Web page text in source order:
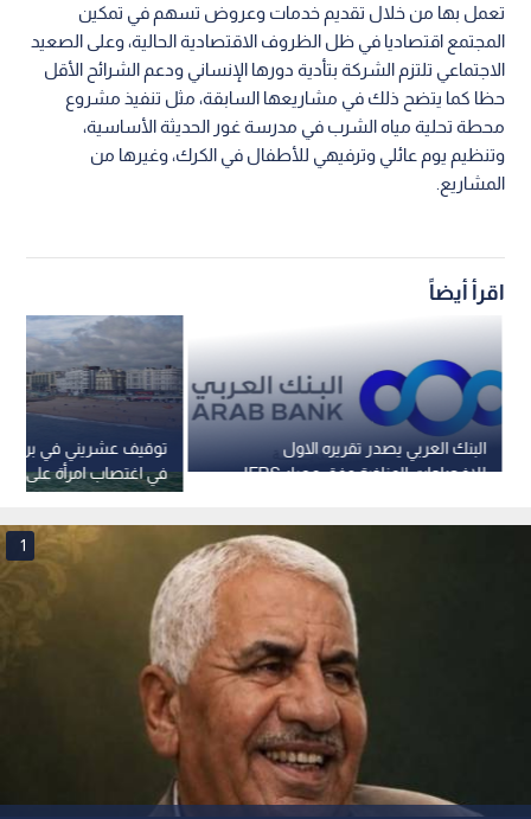
تعمل بها من خلال تقديم خدمات وعروض تسهم في تمكين
المجتمع اقتصاديا في ظل الظروف الاقتصادية الحالية، وعلى الصعيد
الاجتماعي تلتزم الشركة بتأدية دورها الإنساني ودعم الشرائح الأقل
حظا كما يتضح ذلك في مشاريعها السابقة، مثل تنفيذ مشروع
محطة تحلية مياه الشرب في مدرسة غور الحديثة الأساسية،
وتنظيم يوم عائلي وترفيهي للأطفال في الكرك، وغيرها من
المشاريع.
اقرأ أيضاً
توقيف عشريني في
في اغتصاب امرأة على
وفق إعلام بريطاني
البنك العربي يصدر تقريره الاول
للإفصاحات المناخية وفق معيار IFRS
1